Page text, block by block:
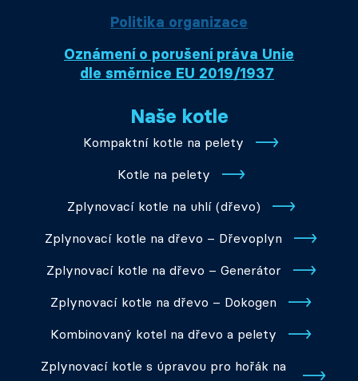
Politika organizace
Oznámení o porušení práva Unie
dle směrnice EU 2019/1937
Naše kotle
Kompaktní kotle na pelety
Kotle na pelety
Zplynovací kotle na uhlí (dřevo)
Zplynovací kotle na dřevo – Dřevoplyn
Zplynovací kotle na dřevo – Generátor
Zplynovací kotle na dřevo – Dokogen
Kombinovaný kotel na dřevo a pelety
Zplynovací kotle s úpravou pro hořák na